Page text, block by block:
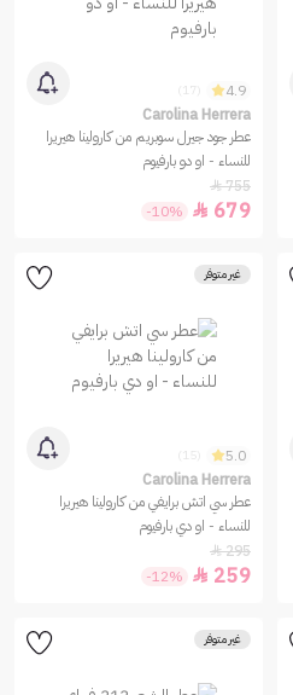
4.9
Carolina Herrera
عطر جود جيرل سوبريم من كارولينا هيريرا
للنساء - او دو بارفيوم
755

679

-10%
غير متوفر
5.0
Carolina Herrera
عطر سي اتش برايفي من كارولينا هيريرا
للنساء - او دي بارفيوم
295

259

-12%
غير متوفر